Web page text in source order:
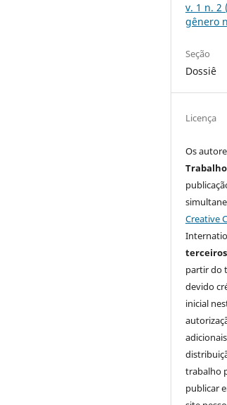
v. 1 n. 2
gênero
Seção
Dossiê
Licença
Os
Trabalho
Creative
terceiros
partir do
devido
inicial
trabalho
publicar